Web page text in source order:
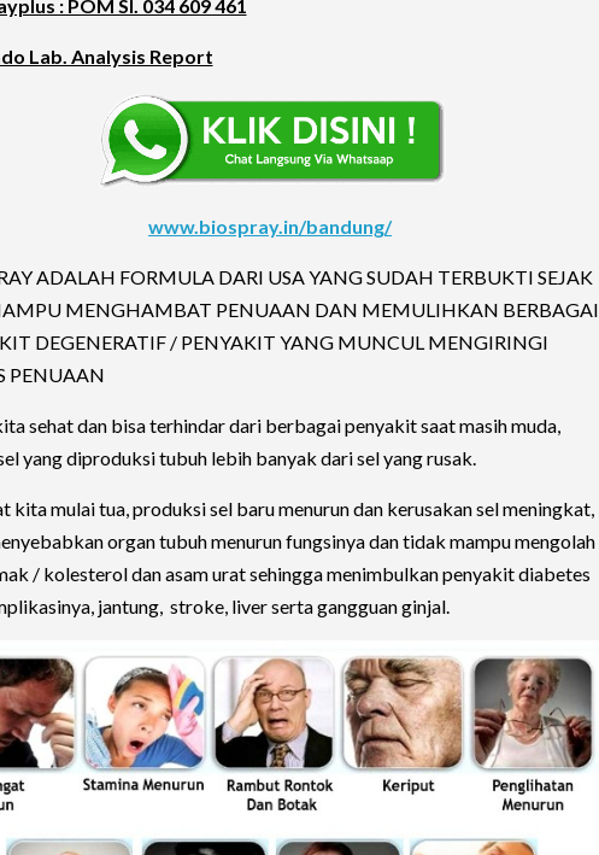
: POM SI. 034 609 461
Lab. Analysis Report
www.biospray.in/bandung/
ADALAH FORMULA DARI USA YANG SUDAH TERBUKTI SEJAK
MENGHAMBAT PENUAAN DAN MEMULIHKAN BERBAGAI
DEGENERATIF / PENYAKIT YANG MUNCUL MENGIRINGI
PENUAAN
sehat dan bisa terhindar dari berbagai penyakit saat masih muda,
yang diproduksi tubuh lebih banyak dari sel yang rusak.
kita mulai tua, produksi sel baru menurun dan kerusakan sel meningkat,
organ tubuh menurun fungsinya dan tidak mampu mengolah
/ kolesterol dan asam urat sehingga menimbulkan penyakit diabetes
jantung, stroke, liver serta gangguan ginjal.